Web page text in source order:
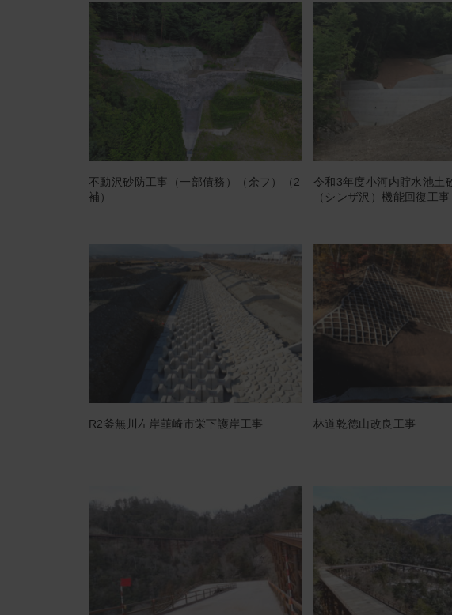
不動沢砂防工事（一部債務）（余フ）（2
補）
令和3年度小河内貯水池土
（シンザ沢）機能回復工事
R2釜無川左岸韮崎市栄下護岸工事 林道乾徳山改良工事